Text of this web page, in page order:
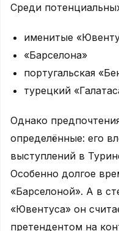
Среди
именитые
«Барселона»
португальская
турецкий
Однако
определённые: его
выступлений в
Особенно долгое
«Барселоной». А в
«Ювентуса» он
претендентом на